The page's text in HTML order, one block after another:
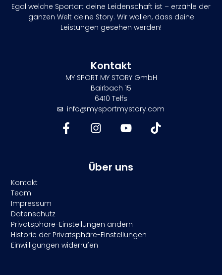
Egal welche Sportart deine Leidenschaft ist – erzähle der
ganzen Welt deine Story. Wir wollen, dass deine
Leistungen gesehen werden!
Kontakt
MY SPORT MY STORY GmbH
Bairbach 15
6410 Telfs
info@mysportmystory.com
Über uns
Kontakt
Team
Impressum
Datenschutz
Privatsphäre-Einstellungen ändern
Historie der Privatsphäre-Einstellungen
Einwilligungen widerrufen